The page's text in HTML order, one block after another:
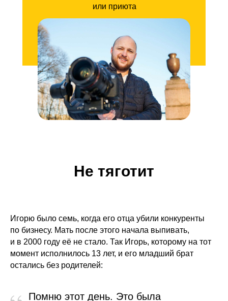
или приюта
Не тяготит
Игорю было семь, когда его отца убили конкуренты
по бизнесу. Мать после этого начала выпивать,
и в 2000 году её не стало. Так Игорь, которому на тот
момент исполнилось 13 лет, и его младший брат
остались без родителей:
Помню этот день. Это была